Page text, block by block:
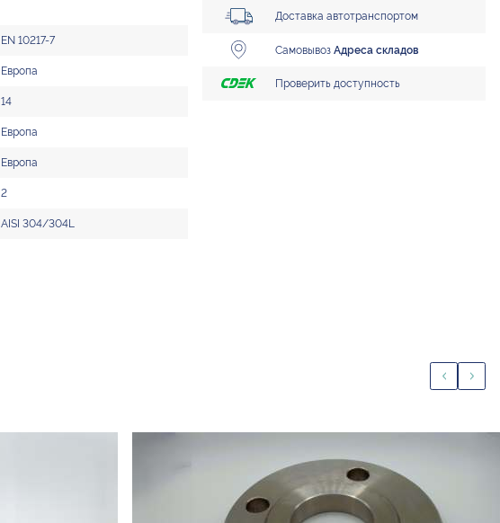
EN 10217-7
Европа
14
Европа
Европа
2
AISI 304/304L
Доставка автотранспортом
СамовывозАдреса складов
Проверить доступность